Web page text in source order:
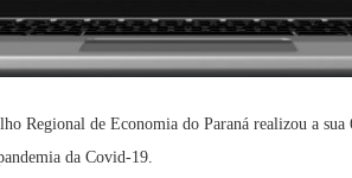
Regional de Economia do Paraná realizou a
da Covid-19.